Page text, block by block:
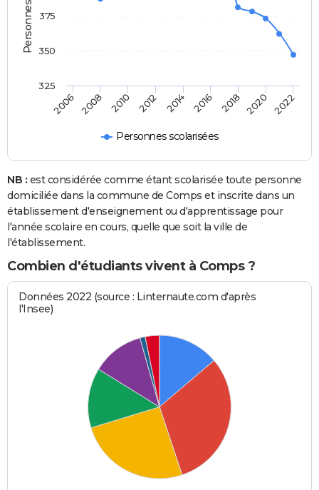
Personnes scolarisées
2006 2008 2010 2012 2014 2016 2018 2020 2022
325
350
375
NB : est considérée comme étant scolarisée toute personne
domiciliée dans la commune de Comps et inscrite dans un
établissement d'enseignement ou d'apprentissage pour
l'année scolaire en cours, quelle que soit la ville de
l'établissement.
Combien d'étudiants vivent à Comps ?
Données 2022 (source : Linternaute.com d'après
l'Insee)